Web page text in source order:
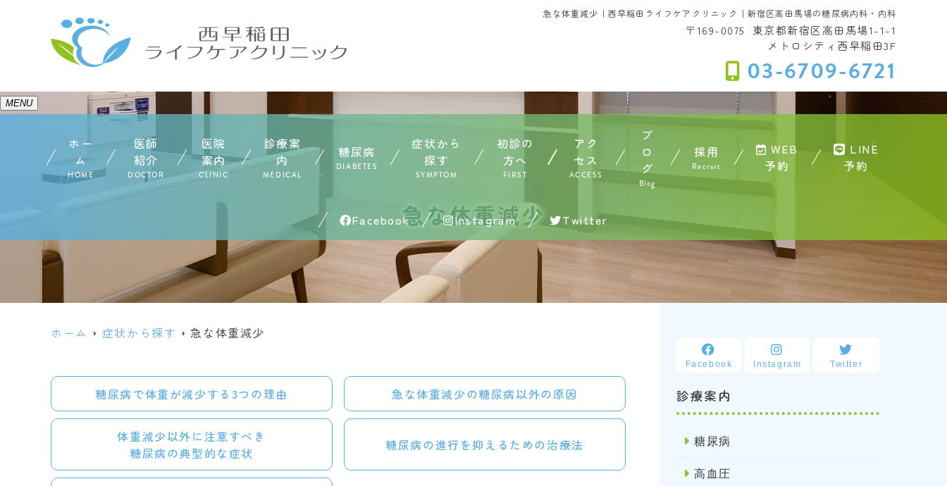
急な体重減少｜西早稲田ライフケアクリニック｜新宿区高田馬場の糖尿病内科・内科
〒169-0075
東京都新宿区高田馬場1-1-1
メトロシティ西早稲田3F
03-6709-6721
MENU
ホー
ム
HOME
医師
紹介
DOCTOR
医院
案内
CLINIC
診療案
内
MEDICAL
糖尿病
DIABETES
症状から
探す
SYMPTOM
初診の
方へ
FIRST
アク
セス
ACCESS
ブ
ロ
グ
Blog
採用
Recruit
WEB
予約
LINE
予約
Facebook Instagram Twitter
急な体重減少
ホーム 症状から探す 急な体重減少
糖尿病で体重が減少する3つの理由 急な体重減少の糖尿病以外の原因
体重減少以外に注意すべき
糖尿病の典型的な症状
糖尿病の進行を抑えるための治療法
Facebook Instagram Twitter
診療案内
糖尿病
高血圧